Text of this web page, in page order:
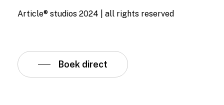
Article® studios 2024 | all rights reserved
Boek direct